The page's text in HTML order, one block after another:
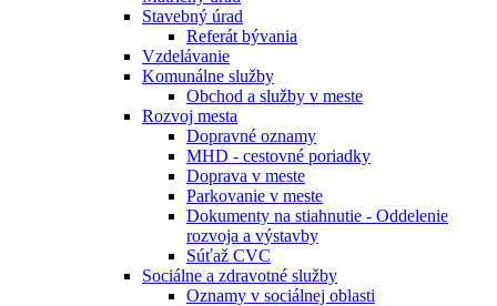
Stavebný úrad
Referát bývania
Vzdelávanie
Komunálne služby
Obchod a služby v meste
Rozvoj mesta
Dopravné oznamy
MHD - cestovné poriadky
Doprava v meste
Parkovanie v meste
Dokumenty na stiahnutie - Oddelenie
rozvoja a výstavby
Súťaž CVC
Sociálne a zdravotné služby
Oznamy v sociálnej oblasti